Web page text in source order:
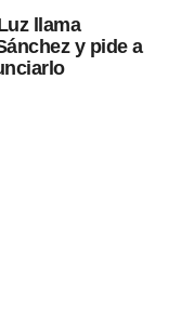
llama
y pide a